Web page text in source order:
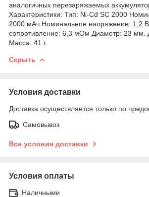
аналогичных перезаряжаемых
Характеристики: Тип: Ni-Cd SC 2000
2000 мАч Номинальное напряжение: 1,2
сопротивление: 6,3 мОм Диаметр: 23 мм.
Масса: 41 г.
Скрыть
Условия доставки
Доставка осуществляется только по
Самовывоз
Все условия доставки
Условия оплаты
Наличными